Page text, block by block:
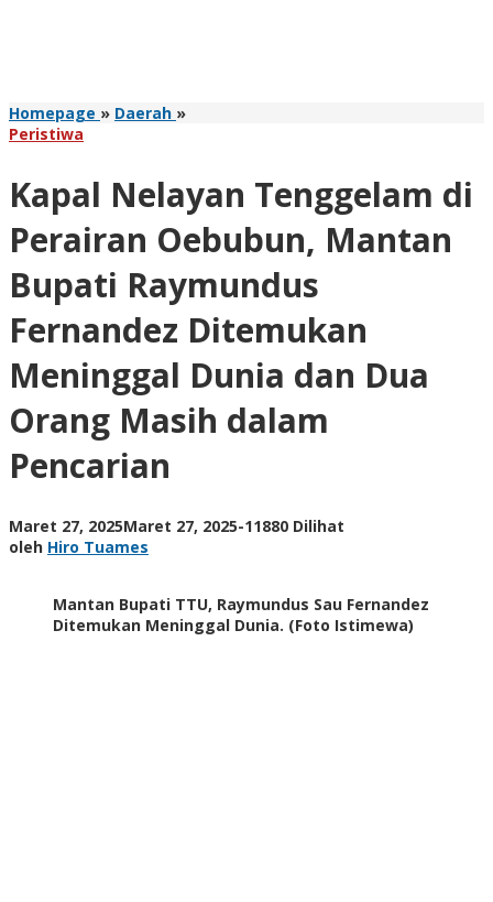
Homepage » Daerah »Kapal
Perairan
Oebubun,
Mantan
Bupati
Raymundus
Fernandez
Ditemukan
Meninggal
Dunia
dan
Dua
Orang
Peristiwa
Kapal Nelayan Tenggelam di
Perairan Oebubun, Mantan
Bupati Raymundus
Fernandez Ditemukan
Meninggal Dunia dan Dua
Orang Masih dalam
Pencarian
Maret 27, 2025Maret 27, 2025oleh
-11880 Dilihat
oleh Hiro Tuames
Mantan Bupati TTU, Raymundus Sau Fernandez
Ditemukan Meninggal Dunia. (Foto Istimewa)